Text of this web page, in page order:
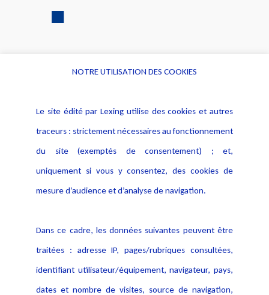
Alerte professionnelle
Déclaration d'accessibilité
Notice Légale
Politique de protection des
données
Publications
NOTRE UTILISATION DES COOKIES
Le site édité par Lexing utilise des cookies et autres
traceurs : strictement nécessaires au fonctionnement
du site (exemptés de consentement) ; et,
uniquement si vous y consentez, des cookies de
mesure d’audience et d’analyse de navigation.
Dans ce cadre, les données suivantes peuvent être
traitées : adresse IP, pages/rubriques consultées,
identifiant utilisateur/équipement, navigateur, pays,
dates et nombre de visites, source de navigation,